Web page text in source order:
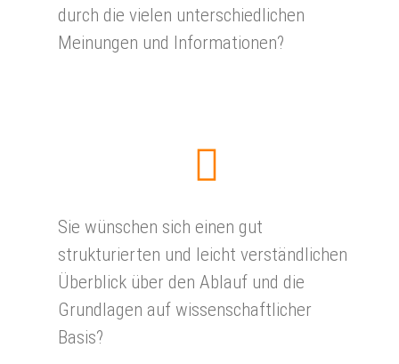
durch die vielen unterschiedlichen
Meinungen und Informationen?
Sie wünschen sich einen gut
strukturierten und leicht verständlichen
Überblick über den Ablauf und die
Grundlagen auf wissenschaftlicher
Basis?